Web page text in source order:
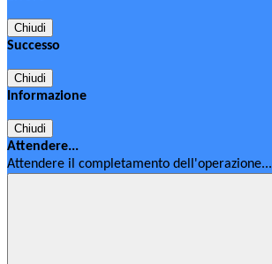
Chiudi
Successo
Chiudi
Informazione
Chiudi
Attendere...
Attendere il completamento dell'operazione...